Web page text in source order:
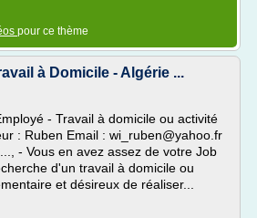
pour ce thème
à Domicile - Algérie ...
- Travail à domicile ou activité
: Ruben Email : wi_ruben@yahoo.fr
- Vous en avez assez de votre Job
d'un travail à domicile ou
et désireux de réaliser...